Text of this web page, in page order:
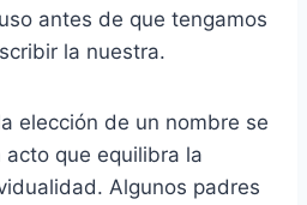
antes de que tengamos
la nuestra.
elección de un nombre se
que equilibra la
Algunos padres